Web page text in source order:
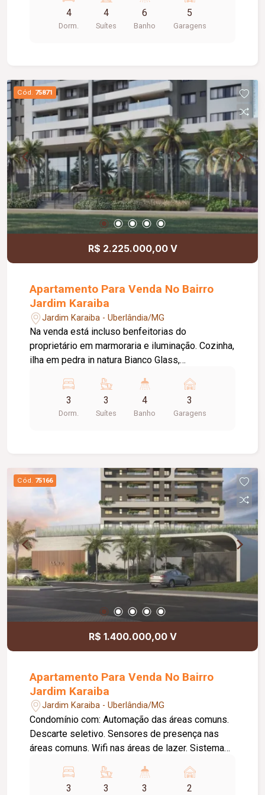
exclusividade e valorização na Zona Sul de
Uberlândia.
4
Dorm.
4
Suítes
6
Banho
5
Garagens
Cód. 75871
R$ 2.225.000,00 V
Apartamento Para Venda No Bairro
Jardim Karaiba
Jardim Karaiba - Uberlândia/MG
Na venda está incluso benfeitorias do
proprietário em marmoraria e iluminação. Cozinha,
ilha em pedra in natura Bianco Glass,
preto São Gabriel. Área de serviço: complemento
da bancada em pedra São Gabriel. Varanda
Gourmet: Bancada em pedra São Gabriel
3
Dorm.
3
Suítes
4
Banho
3
Garagens
Cód. 75166
R$ 1.400.000,00 V
Apartamento Para Venda No Bairro
Jardim Karaiba
Jardim Karaiba - Uberlândia/MG
Condomínio com: Automação das áreas comuns.
Descarte seletivo. Sensores de presença nas
áreas comuns. Wifi nas áreas de lazer. Sistema
sanitários das áreas de lazer. Monitoramento
câmeras. Elevadores com acabamento interno em
3 3 3 2